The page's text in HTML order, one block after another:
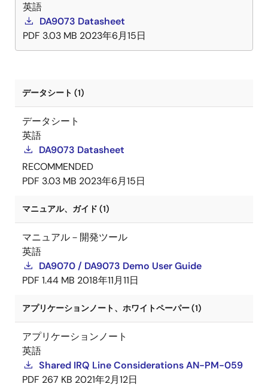
英語
DA9073 Datasheet
PDF 3.03 MB 2023年6月15日
データシート (1)
データシート
英語
DA9073 Datasheet
RECOMMENDED
PDF 3.03 MB 2023年6月15日
マニュアル、ガイド (1)
マニュアル－開発ツール
英語
DA9070 / DA9073 Demo User Guide
PDF 1.44 MB 2018年11月11日
アプリケーションノート、ホワイトペーパー (1)
アプリケーションノート
英語
Shared IRQ Line Considerations AN-PM-059
PDF 267 KB 2021年2月12日